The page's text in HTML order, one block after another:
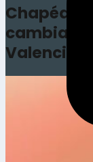
Valencia |